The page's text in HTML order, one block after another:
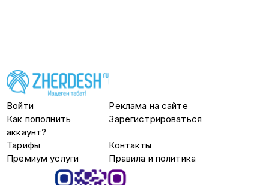
Войти
Реклама на сайте
Как пополнить
аккаунт?
Зарегистрироваться
Тарифы
Контакты
Премиум услуги
Правила и политика